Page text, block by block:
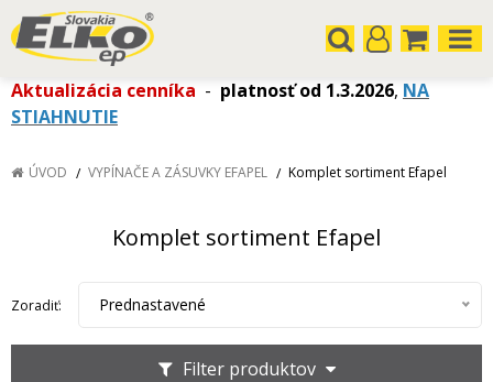
Aktualizácia cenníka - platnosť od 1.3.2026, NA
STIAHNUTIE
ÚVOD VYPÍNAČE A ZÁSUVKY EFAPEL Komplet sortiment Efapel
Komplet sortiment Efapel
Filter produktov
Zoradiť: Prednastavené